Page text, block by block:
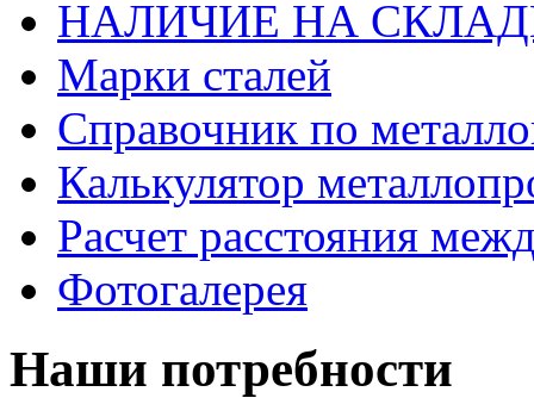
НАЛИЧИЕ НА
Марки сталей
Справочник по
Калькулятор
Расчет расстояния
Фотогалерея
Наши потребности